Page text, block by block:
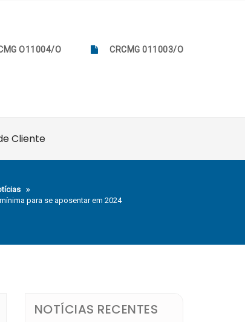
O11004/O CRCMG 011003/O
Cliente
para se aposentar em 2024
NOTÍCIAS RECENTES